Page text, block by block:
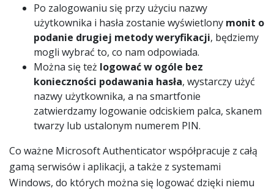
Po zalogowaniu się przy użyciu nazwy
użytkownika i hasła zostanie wyświetlony monit o
podanie drugiej metody weryfikacji, będziemy
mogli wybrać to, co nam odpowiada.
Można się też logować w ogóle bez
konieczności podawania hasła, wystarczy użyć
nazwy użytkownika, a na smartfonie
zatwierdzamy logowanie odciskiem palca, skanem
twarzy lub ustalonym numerem PIN.
Co ważne Microsoft Authenticator współpracuje z całą
gamą serwisów i aplikacji, a także z systemami
Windows, do których można się logować dzięki niemu